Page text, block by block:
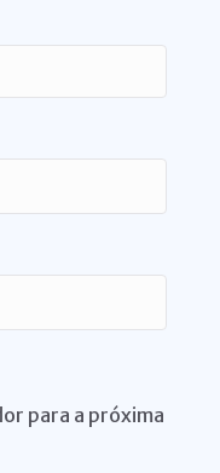
para a próxima